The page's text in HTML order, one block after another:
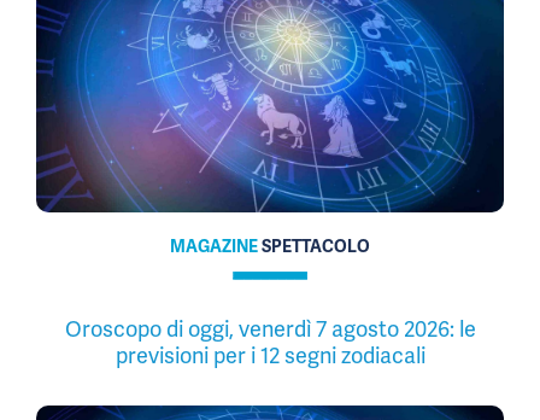
MAGAZINESPETTACOLO
Oroscopo di oggi, venerdì 7 agosto 2026: le
previsioni per i 12 segni zodiacali